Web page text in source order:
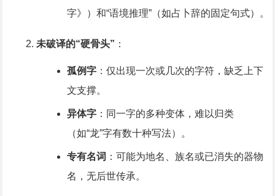
字》）和“语境推理”（如占卜辞的固定句式）。
未破译的“硬骨头” ：
孤例字：仅出现一次或几次的字符，缺乏上下
文支撑。
异体字：同一字的多种变体，难以归类
（如“龙”字有数十种写法）。
专有名词 ：可能为地名、族名或已消失的器物
名，无后世传承。